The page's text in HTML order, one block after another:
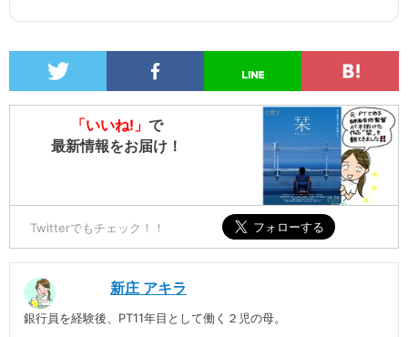
「いいね!」 で
最新情報をお届け！
Twitterでもチェック！！
新庄 アキラ
銀行員を経験後、PT11年目として働く２児の母。